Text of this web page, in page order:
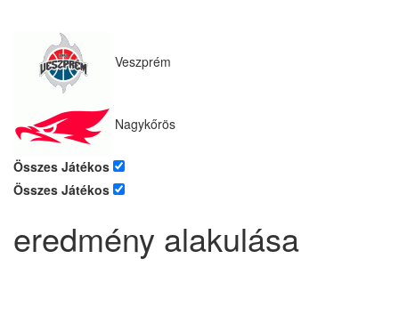
Veszprém
Nagykőrös
Összes Játékos
Összes Játékos
eredmény alakulása